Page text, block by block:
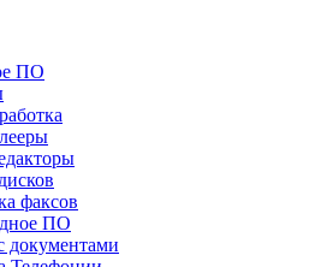
ПО
факсов
ПО
документами